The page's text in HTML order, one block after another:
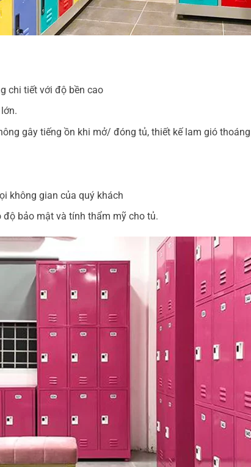
chi tiết với độ bền cao
gây tiếng ồn khi mở/ đóng tủ, thiết kế lam gió
không gian của quý khách
độ bảo mật và tính thẩm mỹ cho tủ.